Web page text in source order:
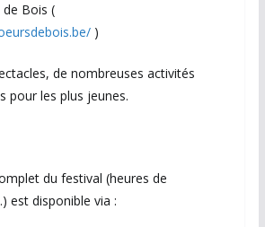
Bois (
)
de nombreuses activités
pour les plus jeunes.
du festival (heures de
est disponible via :